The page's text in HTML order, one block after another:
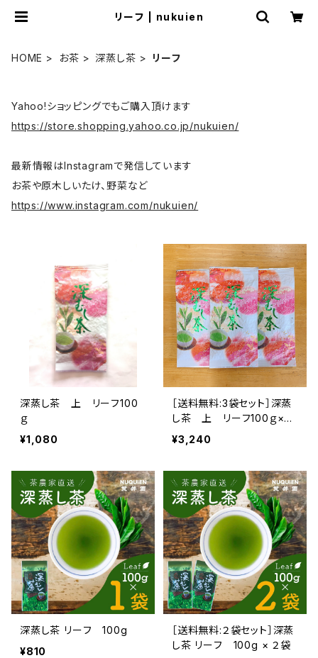
リーフ | nukuien
HOME お茶 深蒸し茶 リーフ
Yahoo!ショッピングでもご購入頂けます
https://store.shopping.yahoo.co.jp/nukuien/
最新情報はInstagramで発信しています
お茶や原木しいたけ、野菜など
https://www.instagram.com/nukuien/
深蒸し茶 上 リーフ100
ｇ
¥1,080
［送料無料:3袋セット］深蒸
し茶 上 リーフ100ｇ×3
袋
¥3,240
深蒸し茶 リーフ 100g
¥810
［送料無料:２袋セット］深蒸
し茶 リーフ 100g × ２袋